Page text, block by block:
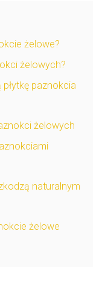
żelowe?
żelowych?
płytkę paznokcia
żelowych
naturalnym
żelowe